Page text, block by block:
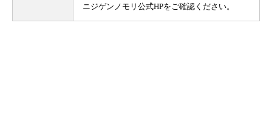
ニジゲンノモリ公式HPをご確認ください。